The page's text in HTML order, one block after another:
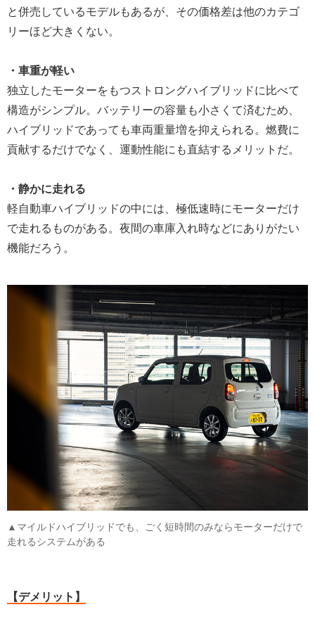
と併売しているモデルもあるが、その価格差は他のカテゴ
リーほど大きくない。
・車重が軽い
独立したモーターをもつストロングハイブリッドに比べて
構造がシンプル。バッテリーの容量も小さくて済むため、
ハイブリッドであっても車両重量増を抑えられる。燃費に
貢献するだけでなく、運動性能にも直結するメリットだ。
・静かに走れる
軽自動車ハイブリッドの中には、極低速時にモーターだけ
で走れるものがある。夜間の車庫入れ時などにありがたい
機能だろう。
▲マイルドハイブリッドでも、ごく短時間のみならモーターだけで
走れるシステムがある
【デメリット】